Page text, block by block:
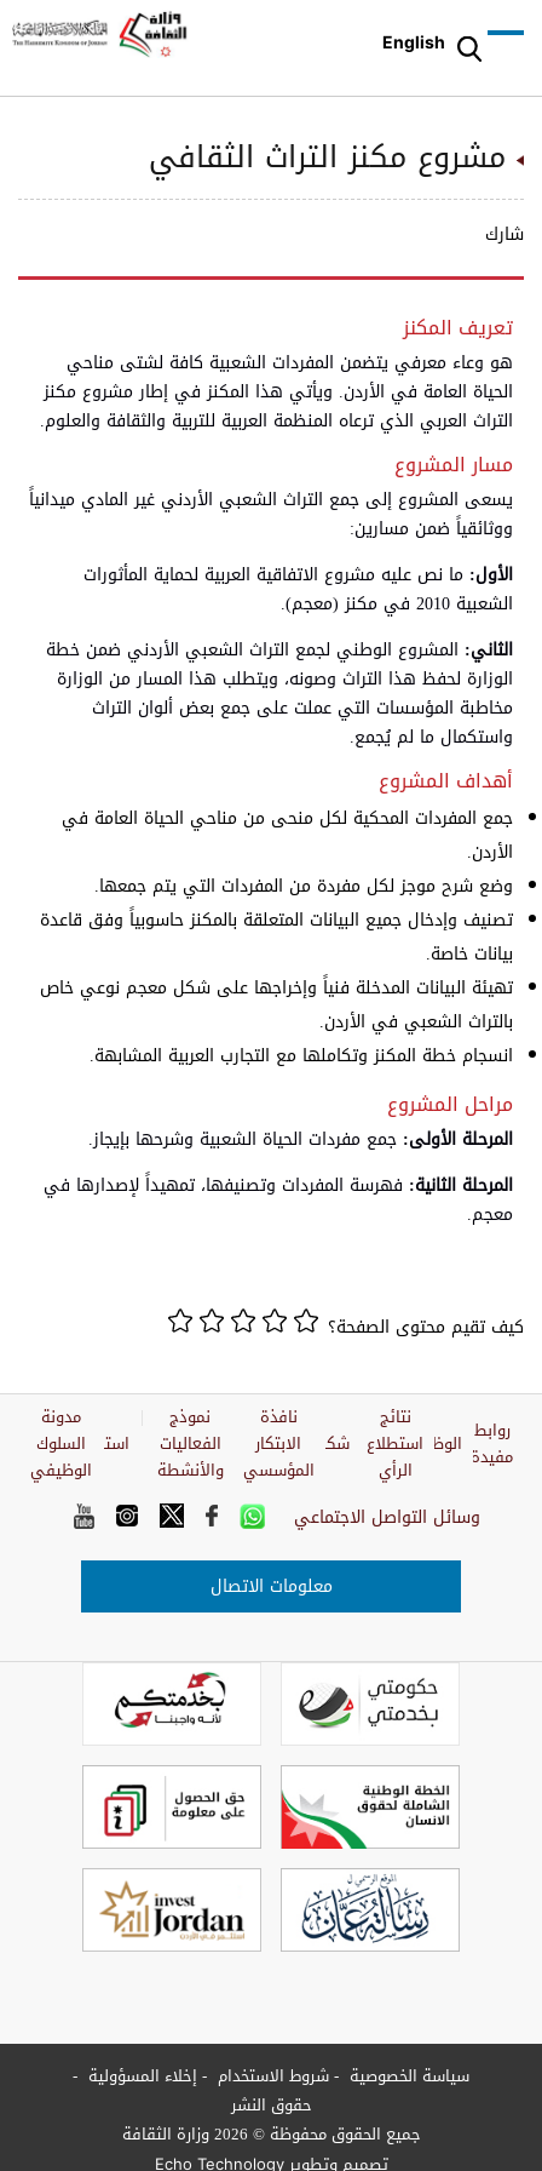
English
مشروع مكنز التراث الثقافي
شارك
تعريف المكنز
هو وعاء معرفي يتضمن المفردات الشعبية كافة لشتى مناحي
الحياة العامة في الأردن. ويأتي هذا المكنز في إطار مشروع مكنز
التراث العربي الذي ترعاه المنظمة العربية للتربية والثقافة والعلوم.
مسار المشروع
يسعى المشروع إلى جمع التراث الشعبي الأردني غير المادي ميدانياً
ووثائقياً ضمن مسارين:
الأول: ما نص عليه مشروع الاتفاقية العربية لحماية المأثورات
الشعبية 2010 في مكنز (معجم).
الثاني: المشروع الوطني لجمع التراث الشعبي الأردني ضمن خطة
الوزارة لحفظ هذا التراث وصونه، ويتطلب هذا المسار من الوزارة
مخاطبة المؤسسات التي عملت على جمع بعض ألوان التراث
واستكمال ما لم يُجمع.
أهداف المشروع
جمع المفردات المحكية لكل منحى من مناحي الحياة العامة في
الأردن.
وضع شرح موجز لكل مفردة من المفردات التي يتم جمعها.
تصنيف وإدخال جميع البيانات المتعلقة بالمكنز حاسوبياً وفق قاعدة
بيانات خاصة.
تهيئة البيانات المدخلة فنياً وإخراجها على شكل معجم نوعي خاص
بالتراث الشعبي في الأردن.
انسجام خطة المكنز وتكاملها مع التجارب العربية المشابهة.
مراحل المشروع
المرحلة الأولى: جمع مفردات الحياة الشعبية وشرحها بإيجاز.
المرحلة الثانية: فهرسة المفردات وتصنيفها، تمهيداً لإصدارها في
معجم.
كيف تقيم محتوى الصفحة؟
روابط
مفيدة الوظائف
نتائج
استطلاع
الرأي
شكاوي
نافذة
الابتكار
المؤسسي
نموذج
الفعاليات
والأنشطة
استبيان
مدونة
السلوك
الوظيفي
وسائل التواصل الاجتماعي
معلومات الاتصال
سياسة الخصوصية شروط الاستخدام
إخلاء المسؤولية
حقوق النشر
جميع الحقوق محفوظة © 2026 وزارة الثقافة
تصميم وتطويرEcho Technology